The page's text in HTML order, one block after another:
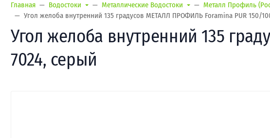
Главная Водостоки Металлические Водостоки Металл Профиль
Угол желоба внутренний 135 градусов МЕТАЛЛ ПРОФИЛЬ Foramina PUR 150/
Угол желоба внутренний 135
7024, серый